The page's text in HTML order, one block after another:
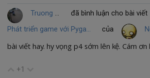
Truong Chi Nhan
đã bình luận cho bài viết
Phát triển game với Pygame – Part 3: Va chạm và chuyển động
của
bài viết hay. hy vọng p4 sớm lên kệ. Cám ơn
+1